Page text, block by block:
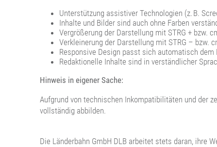
Unterstützung assistiver Technologien (z. B.
Inhalte und Bilder sind auch ohne Farben
Vergrößerung der Darstellung mit STRG + bzw.
Verkleinerung der Darstellung mit STRG – bzw.
Responsive Design passt sich automatisch dem
Redaktionelle Inhalte sind in verständlicher
Hinweis in eigener Sache:
Aufgrund von technischen Inkompatibilitäten und der
vollständig abbilden.
Die Länderbahn GmbH DLB arbeitet stets daran, ihre